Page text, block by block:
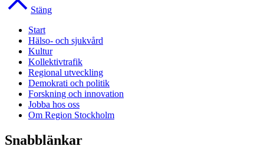
Stäng
Start
Hälso- och sjukvård
Kultur
Kollektivtrafik
Regional utveckling
Demokrati och politik
Forskning och innovation
Jobba hos oss
Om Region Stockholm
Snabblänkar